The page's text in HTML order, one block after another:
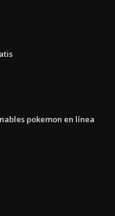
pokemon en línea